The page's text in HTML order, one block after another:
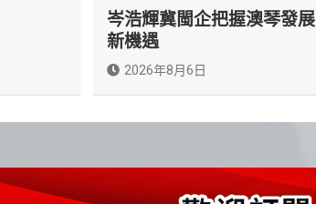
岑浩輝冀閩企把握澳琴發展
新機遇
2026年8月6日